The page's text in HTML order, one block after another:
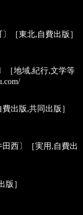
［東北,自費出版］
［地域,紀行,文学等
出版,共同出版］
田西〕［実用,自費出
版］